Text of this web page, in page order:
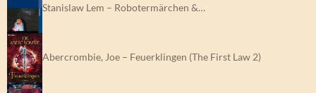
Stanislaw Lem – Robotermärchen &…
Abercrombie, Joe – Feuerklingen (The First Law 2)